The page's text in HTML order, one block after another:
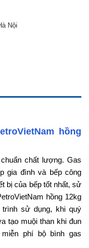
Nội
hồng
chất lượng. Gas
gia đình và bếp công
bị của bếp tốt nhất, sử
hồng 12kg
sử dụng, khi quý
tạo muội than khi đun
phí bộ bình gas